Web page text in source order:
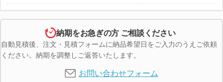
納期をお急ぎの方 ご相談ください
自動見積後、注文・見積フォームに納品希望日をご入力のうえご依頼
ください。納期を調整しご返答いたします。
お問い合わせフォーム